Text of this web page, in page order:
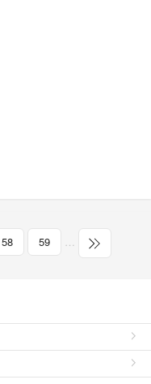
58 59 …